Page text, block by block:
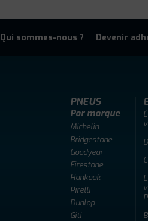
Qui sommes-nous ? Devenir
PNEUS
Par marque
Michelin
Bridgestone
Goodyear
Firestone
Hankook
Pirelli
Dunlop
Giti